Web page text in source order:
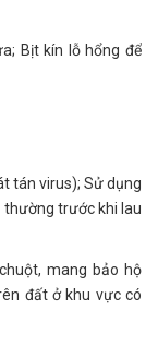
Bịt kín lỗ hổng để
tán virus); Sử dụng
trước khi lau
mang bảo hộ
đất ở khu vực có